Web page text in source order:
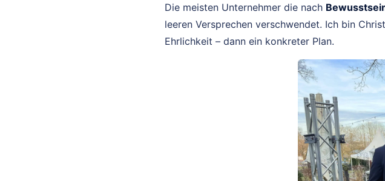
Die meisten Unternehmer die nach
leeren Versprechen verschwendet. Ich bin
Ehrlichkeit – dann ein konkreter Plan.